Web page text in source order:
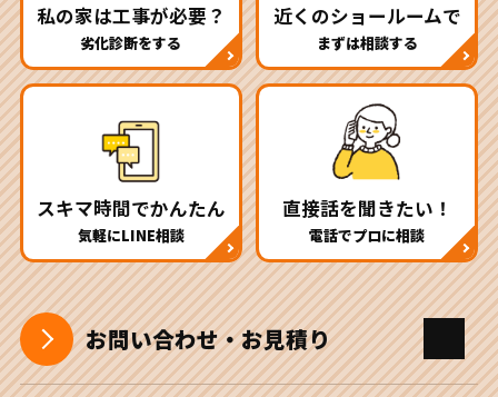
私の家は工事が必要？
劣化診断をする
近くのショールームで
まずは相談する
スキマ時間でかんたん
気軽にLINE相談
直接話を聞きたい！
電話でプロに相談
お問い合わせ・お見積り